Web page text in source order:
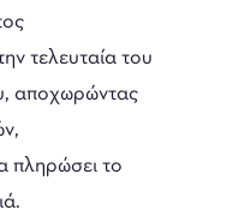
τελευταία του
αποχωρώντας
πληρώσει το